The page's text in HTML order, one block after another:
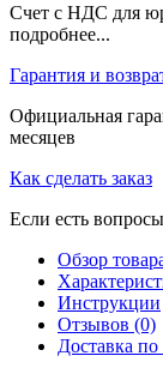
Счет с НДС для
подробнее...
Гарантия и
Официальная
месяцев
Как сделать заказ
Если есть
Обзор
Инструкции
Отзывов (0)
Доставка